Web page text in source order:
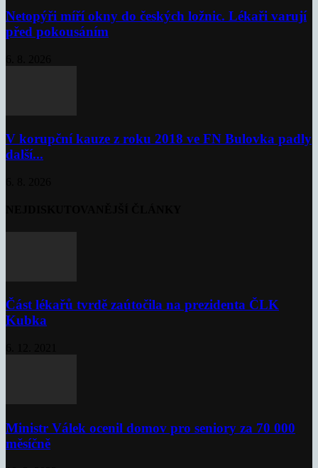
Netopýři míří okny do českých ložnic. Lékaři varují
před pokousáním
V korupční kauze z roku 2018 ve FN Bulovka padly
další...
Část lékařů tvrdě zaútočila na prezidenta ČLK
Kubka
Ministr Válek ocenil domov pro seniory za 70 000
měsíčně